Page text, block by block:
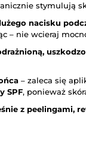
stymulują
nacisku
– nie wcieraj
– zaleca się
SPF, ponieważ
z peelingami,